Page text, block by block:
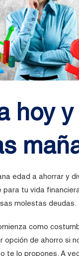
hoy
edad a ahorrar y
para tu vida
molestas deudas.
como
opción de ahorro si
te lo propones. A